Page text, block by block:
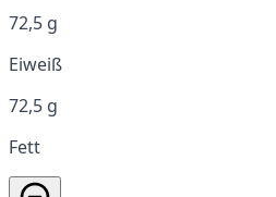
72,5 g
Eiweiß
72,5 g
Fett